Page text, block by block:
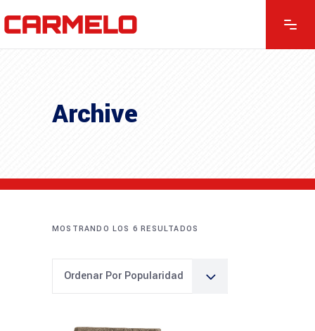
Archive
MOSTRANDO LOS 6 RESULTADOS
Ordenar Por Popularidad